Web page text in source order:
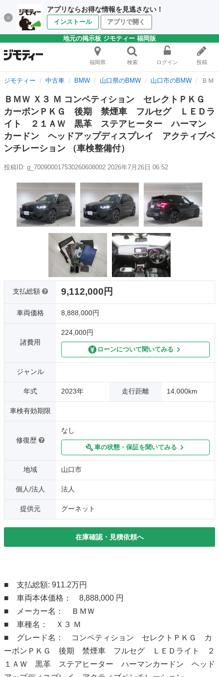
アプリならお得な情報を見逃さない！
インストール アプリで開く
地元の掲示板 ジモティー 福岡版
福岡県 検索 ログイン 投稿
ジモティー 中古車 BMW 山口県のBMW 山口市のBMW ＢＭ
ＢＭＷ Ｘ３ Ｍ コンペティション セレクトＰＫＧ
カーボンＰＫＧ 後期 禁煙車 フルセグ ＬＥＤラ
イト ２１ＡＷ 黒革 ステアヒーター ハーマン
カードン ヘッドアップディスプレイ アクティブベ
ンチレーション （車検整備付）
投稿ID: g_700900017530260608002 2026年7月26日 06:52
支払総額 9,112,000円
車両価格 8,888,000円
諸費用
224,000円
ローンについて聞いてみる
ジャンル
年式 2023年 走行距離 14,000km
車検有効期限
修復歴
なし
車の状態・保証を聞いてみる
地域 山口市
個人/法人 法人
提供元 グーネット
在庫確認・見積依頼へ
■ 支払総額: 911.2万円
■ 車両本体価格： 8,888,000 円
■ メーカー名： ＢＭＷ
■ 車種名： Ｘ３ Ｍ
■ グレード名： コンペティション セレクトＰＫＧ カ
ーボンＰＫＧ 後期 禁煙車 フルセグ ＬＥＤライト ２
１ＡＷ 黒革 ステアヒーター ハーマンカードン ヘッド